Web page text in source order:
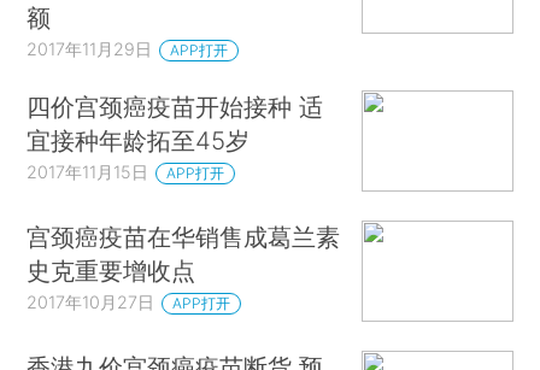
额
2017年11月29日 APP打开
四价宫颈癌疫苗开始接种 适
宜接种年龄拓至45岁
2017年11月15日 APP打开
宫颈癌疫苗在华销售成葛兰素
史克重要增收点
2017年10月27日 APP打开